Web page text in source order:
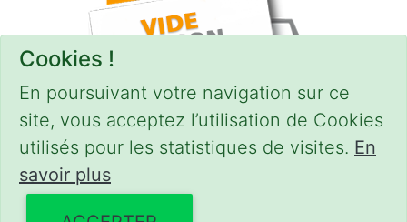
Cookies !
En poursuivant votre navigation sur ce
site, vous acceptez l’utilisation de Cookies
utilisés pour les statistiques de visites. En
savoir plus
CONDITIONS-